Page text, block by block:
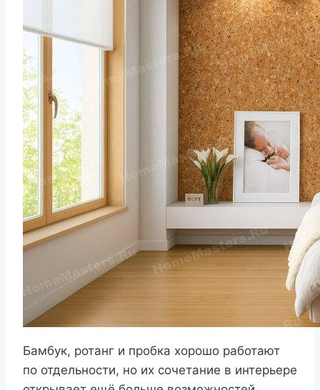
Бамбук, ротанг и пробка хорошо работают
по отдельности, но их сочетание в интерьере